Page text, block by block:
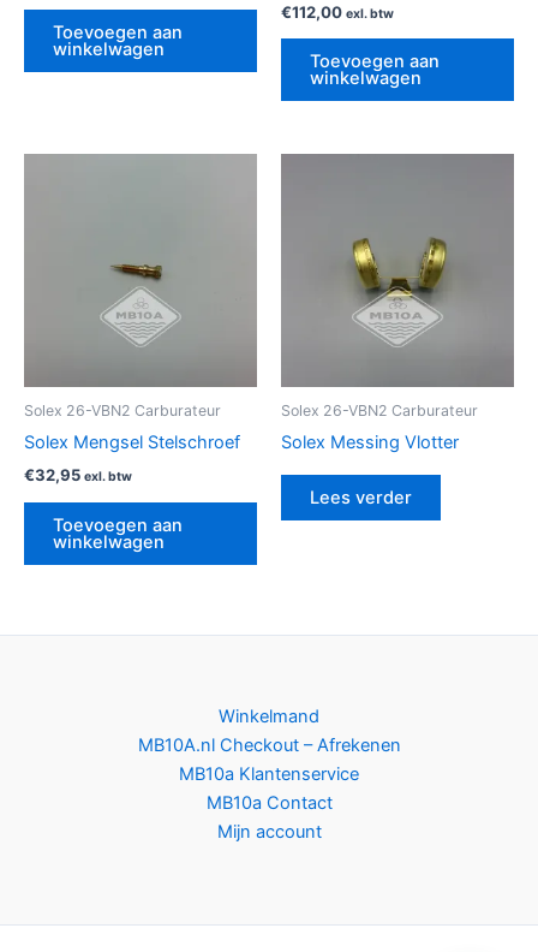
Toevoegen aan
winkelwagen
€112,00 exl. btw
Toevoegen aan
winkelwagen
Solex 26-VBN2 Carburateur
Solex Mengsel Stelschroef
€32,95 exl. btw
Toevoegen aan
winkelwagen
Solex 26-VBN2 Carburateur
Solex Messing Vlotter
Lees verder
Winkelmand
MB10A.nl Checkout – Afrekenen
MB10a Klantenservice
MB10a Contact
Mijn account